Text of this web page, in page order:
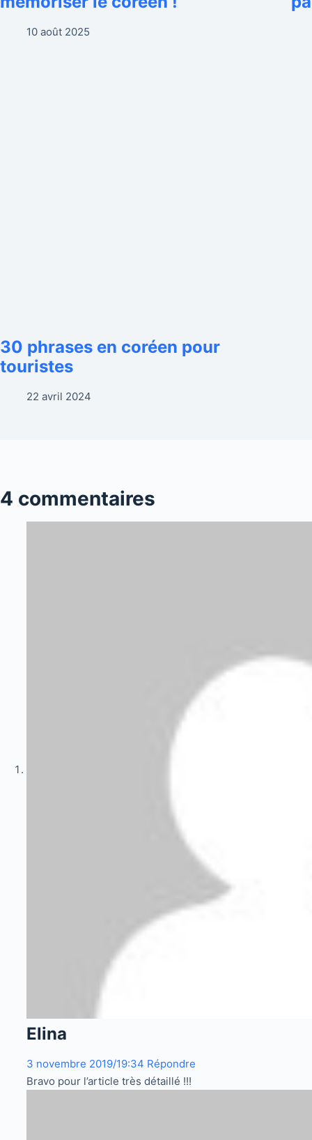
10 août 2025
30 phrases en coréen pour
touristes
22 avril 2024
4 commentaires
Elina
3 novembre 2019/19:34 Répondre
Bravo pour l’article très détaillé !!!